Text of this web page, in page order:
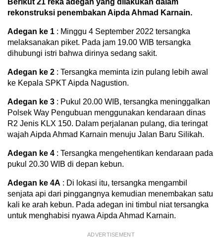
rekonstruksi penembakan Aipda Ahmad Karnain.
Adegan ke 1 : Minggu 4 September 2022 tersangka
melaksanakan piket. Pada jam 19.00 WIB tersangka
dihubungi istri bahwa dirinya sedang sakit.
Adegan ke 2 : Tersangka meminta izin pulang lebih awal
ke Kepala SPKT Aipda Nagustion.
Adegan ke 3 : Pukul 20.00 WIB, tersangka meninggalkan
Polsek Way Pengubuan menggunakan kendaraan dinas
R2 Jenis KLX 150. Dalam perjalanan pulang, dia teringat
wajah Aipda Ahmad Karnain menuju Jalan Baru Silikah.
Adegan ke 4 : Tersangka mengehentikan kendaraan pada
pukul 20.30 WIB di depan kebun.
Adegan ke 4A : Di lokasi itu, tersangka mengambil
senjata api dari pinggangnya kemudian menembakan satu
kali ke arah kebun. Pada adegan ini timbul niat tersangka
untuk menghabisi nyawa Aipda Ahmad Karnain.
ADVERTISEMENT